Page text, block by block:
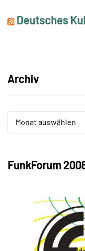
Deutsches
Archiv
Archiv
Monat auswählen
Archiv
FunkForum